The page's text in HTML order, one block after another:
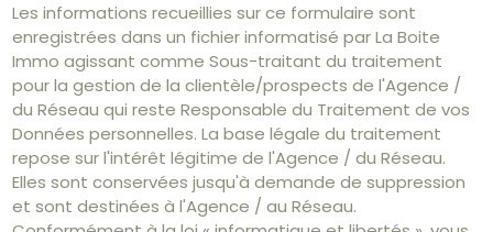
Les informations recueillies sur ce formulaire sont
enregistrées dans un fichier informatisé par La Boite
Immo agissant comme Sous-traitant du traitement
pour la gestion de la clientèle/prospects de l'Agence /
du Réseau qui reste Responsable du Traitement de vos
Données personnelles. La base légale du traitement
repose sur l'intérêt légitime de l'Agence / du Réseau.
Elles sont conservées jusqu'à demande de suppression
et sont destinées à l'Agence / au Réseau.